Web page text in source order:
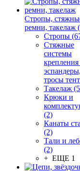
Стропы,
ремни, такелаж
Стропы
Стяжные
системы
крепления
эспандеры,
тросы
Такелаж
Крюки и
(2)
Канаты
(2)
Тали и
(2)
+ ЕЩЕ 1